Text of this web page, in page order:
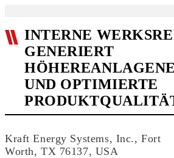
INTERNE
GENERIERT
UND OPTIMIERTE
Kraft Energy Systems, Inc., Fort
Worth, TX 76137, USA